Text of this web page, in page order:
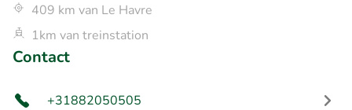
409 km van Le Havre
1km van treinstation
Contact
+31882050505